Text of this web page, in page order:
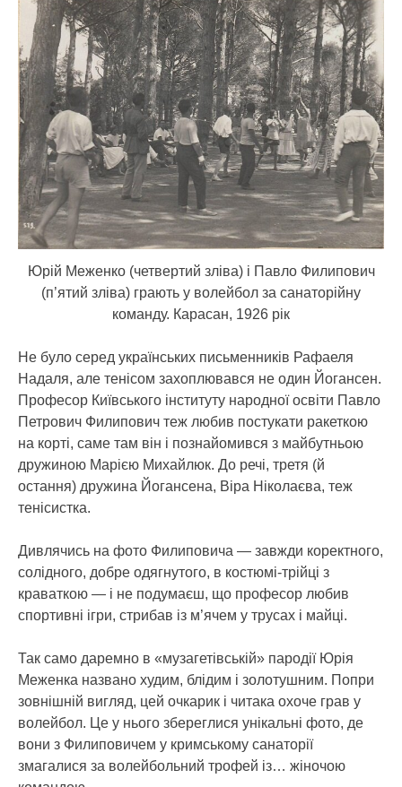
Юрій Меженко (четвертий зліва) і Павло Филипович
(п’ятий зліва) грають у волейбол за санаторійну
команду. Карасан, 1926 рік
Не було серед українських письменників Рафаеля
Надаля, але тенісом захоплювався не один Йогансен.
Професор Київського інституту народної освіти Павло
Петрович Филипович теж любив постукати ракеткою
на корті, саме там він і познайомився з майбутньою
дружиною Марією Михайлюк. До речі, третя (й
остання) дружина Йогансена, Віра Ніколаєва, теж
тенісистка.
Дивлячись на фото Филиповича — завжди коректного,
солідного, добре одягнутого, в костюмі-трійці з
краваткою — і не подумаєш, що професор любив
спортивні ігри, стрибав із м’ячем у трусах і майці.
Так само даремно в «музагетівській» пародії Юрія
Меженка названо худим, блідим і золотушним. Попри
зовнішній вигляд, цей очкарик і читака охоче грав у
волейбол. Це у нього збереглися унікальні фото, де
вони з Филиповичем у кримському санаторії
змагалися за волейбольний трофей із… жіночою